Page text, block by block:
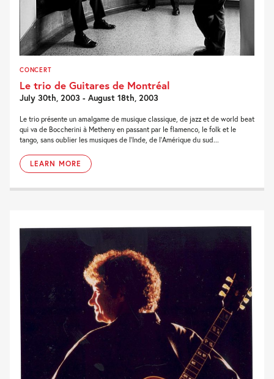
CONCERT
Le trio de Guitares de Montréal
July 30th, 2003 - August 18th, 2003
Le trio présente un amalgame de musique classique, de jazz et de world beat
qui va de Boccherini à Metheny en passant par le flamenco, le folk et le
tango, sans oublier les musiques de l'Inde, de l'Amérique du sud...
LEARN MORE